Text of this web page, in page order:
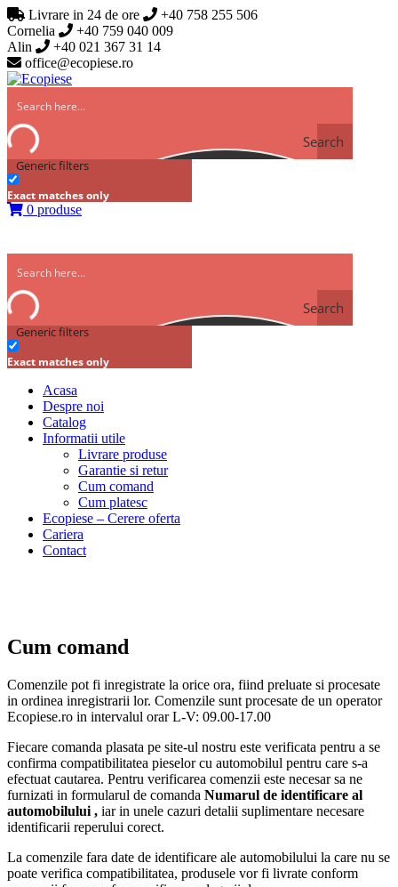
Livrare in 24 de ore
+40 758 255 506
Cornelia
+40 759 040 009
Alin
+40 021 367 31 14
office@ecopiese.ro
Search
Generic filters
Exact matches only
0 produse
Search
Generic filters
Exact matches only
Acasa
Despre noi
Catalog
Informatii utile
Livrare produse
Garantie si retur
Cum comand
Cum platesc
Ecopiese – Cerere oferta
Cariera
Contact
Cum comand
Comenzile pot fi inregistrate la orice ora, fiind preluate si procesate
in ordinea inregistrarii lor. Comenzile sunt procesate de un operator
Ecopiese.ro in intervalul orar L-V: 09.00-17.00
Fiecare comanda plasata pe site-ul nostru este verificata pentru a se
confirma compatibilitatea pieselor cu automobilul pentru care s-a
efectuat cautarea. Pentru verificarea comenzii este necesar sa ne
furnizati in formularul de comanda Numarul de identificare al
automobilului , iar in unele cazuri detalii suplimentare necesare
identificarii reperului corect.
La comenzile fara date de identificare ale automobilului la care nu se
poate verifica compatibilitatea, produsele vor fi livrate conform